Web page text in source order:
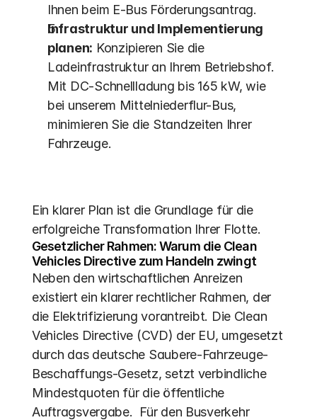
Ihnen beim E-Bus Förderungsantrag.
Infrastruktur und Implementierung
planen: Konzipieren Sie die
Ladeinfrastruktur an Ihrem Betriebshof.
Mit DC-Schnellladung bis 165 kW, wie
bei unserem Mittelniederflur-Bus,
minimieren Sie die Standzeiten Ihrer
Fahrzeuge.
Ein klarer Plan ist die Grundlage für die
erfolgreiche Transformation Ihrer Flotte.
Gesetzlicher Rahmen: Warum die Clean
Vehicles Directive zum Handeln zwingt
Neben den wirtschaftlichen Anreizen
existiert ein klarer rechtlicher Rahmen, der
die Elektrifizierung vorantreibt. Die Clean
Vehicles Directive (CVD) der EU, umgesetzt
durch das deutsche Saubere-Fahrzeuge-
Beschaffungs-Gesetz, setzt verbindliche
Mindestquoten für die öffentliche
Auftragsvergabe.  Für den Busverkehr